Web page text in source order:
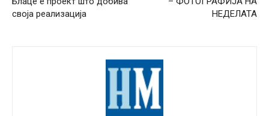
своја реализација
НЕДЕЛАТА